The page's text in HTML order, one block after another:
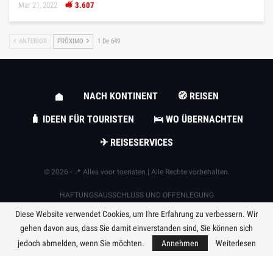
Mar 21, 2022 3.607
ANTERIOR PRÓXIMO 1 De 649
NACH KONTINENT
🧭 REISEN
🧳 IDEEN FÜR TOURISTEN
🛌 WO ÜBERNACHTEN
✈ REISESERVICES
© 2026 - 📍 Alles voor toeristen | Alle Rechte vorbehalten.
HAFTUNGSAUSSCHLUSS UND OFFENLEGUNG
Alle Informationen auf der Websitehttps://tourism.com.dedienen nur zu
Informationszwecken. Sie sind allein verantwortlich für die Einhaltung aller
geltenden lokalen oder internationalen Gesetze. Die Website empfiehlt unseren
Lesern häufig Produkte, die wir für nützlich halten. Wir können Affiliate-Provisionen
Diese Website verwendet Cookies, um Ihre Erfahrung zu verbessern. Wir
gehen davon aus, dass Sie damit einverstanden sind, Sie können sich
jedoch abmelden, wenn Sie möchten.
Annehmen Weiterlesen